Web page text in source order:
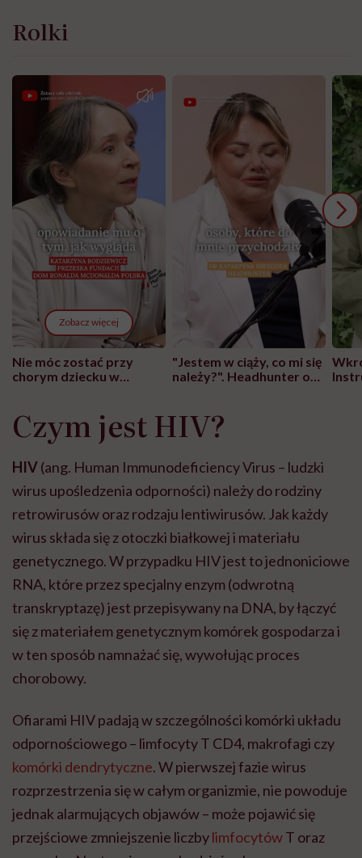
Rolki
Zobacz więcej
Nie móc zostać przy
chorym dziecku w
może chyba tylko
głupota i brak
wyobraźni"
"Jestem w ciąży, co mi się
należy?". Headhunter o
pracy
Czym jest HIV?
HIV(ang. Human Immunodeficiency Virus – ludzki
wirus upośledzenia odporności) należy do rodziny
retrowirusów oraz rodzaju lentiwirusów. Jak każdy
wirus składa się z otoczki białkowej i materiału
genetycznego. W przypadku HIV jest to jednoniciowe
RNA, które przez specjalny enzym (odwrotną
transkryptazę) jest przepisywany na DNA, by łączyć
się z materiałem genetycznym komórek gospodarza i
w ten sposób namnażać się, wywołując proces
chorobowy.
Ofiarami HIV padają w szczególności komórki układu
odpornościowego – limfocyty T CD4, makrofagi czy
komórki dendrytyczne. W pierwszej fazie wirus
rozprzestrzenia się w całym organizmie, nie powoduje
jednak alarmujących objawów – może pojawić się
przejściowe zmniejszenie liczbylimfocytówT oraz